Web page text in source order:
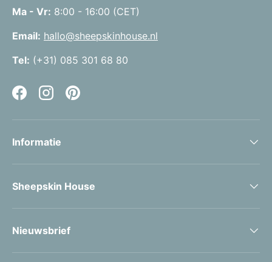
Ma - Vr: 8:00 - 16:00 (CET)
Email: hallo@sheepskinhouse.nl
Tel: (+31) 085 301 68 80
FacebookInstagramPinterest
Informatie
Sheepskin House
Nieuwsbrief